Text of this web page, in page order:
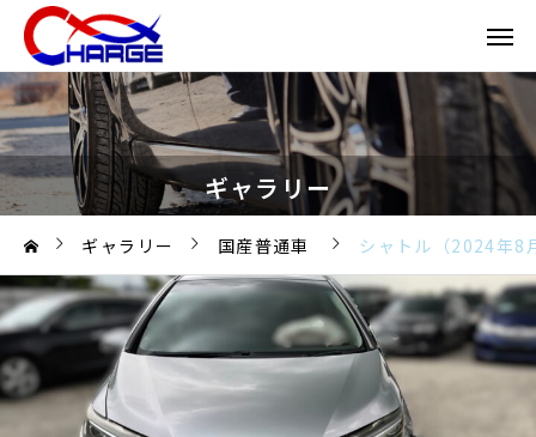
ギャラリー
ギャラリー 国産普通車 シャトル（2024年8